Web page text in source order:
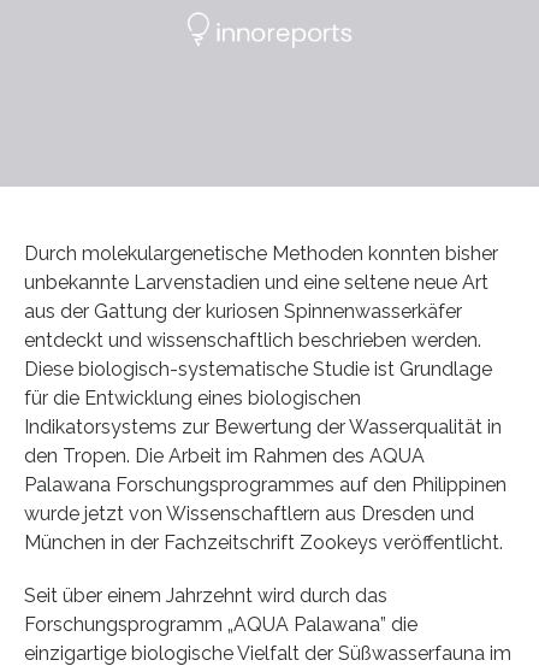
Durch molekulargenetische Methoden konnten bisher
unbekannte Larvenstadien und eine seltene neue Art
aus der Gattung der kuriosen Spinnenwasserkäfer
entdeckt und wissenschaftlich beschrieben werden.
Diese biologisch-systematische Studie ist Grundlage
für die Entwicklung eines biologischen
Indikatorsystems zur Bewertung der Wasserqualität in
den Tropen. Die Arbeit im Rahmen des AQUA
Palawana Forschungsprogrammes auf den Philippinen
wurde jetzt von Wissenschaftlern aus Dresden und
München in der Fachzeitschrift Zookeys veröffentlicht.
Seit über einem Jahrzehnt wird durch das
Forschungsprogramm „AQUA Palawana” die
einzigartige biologische Vielfalt der Süßwasserfauna im